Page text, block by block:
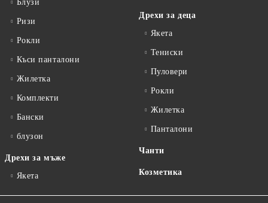
Блузи
Ризи
Рокли
Къси панталони
Жилетка
Комплекти
Бански
блузон
Дрехи за мъже
Якета
Дрехи за деца
Якета
Тениски
Пуловери
Рокли
Жилетка
Панталони
Чанти
Козметика